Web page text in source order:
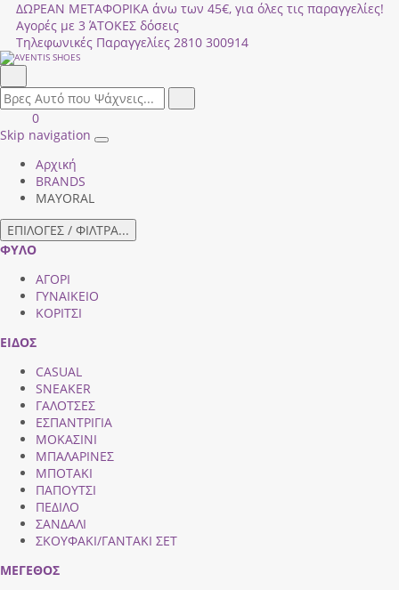
ΔΩΡΕΑΝ ΜΕΤΑΦΟΡΙΚΑ άνω των 45€, για όλες τις παραγγελίες!
Αγορές με 3 ΆΤΟΚΕΣ δόσεις
Τηλεφωνικές Παραγγελίες 2810 300914
field.search
Είσοδος
|
ΚΑΛΑΘΙ
ΑΓΟΡΩΝ
0
Skip navigation
Toggle
Αρχική
BRANDS
MAYORAL
ΕΠΙΛΟΓΕΣ / ΦΙΛΤΡΑ...
ΦΥΛΟ
ΑΓΟΡΙ
ΓΥΝΑΙΚΕΙΟ
ΚΟΡΙΤΣΙ
ΕΙΔΟΣ
CASUAL
SNEAKER
ΓΑΛΟΤΣΕΣ
ΕΣΠΑΝΤΡΙΓΙΑ
ΜΟΚΑΣΙΝΙ
ΜΠΑΛΑΡΙΝΕΣ
ΜΠΟΤΑΚΙ
ΠΑΠΟΥΤΣΙ
ΠΕΔΙΛΟ
ΣΑΝΔΑΛΙ
ΣΚΟΥΦΑΚΙ/ΓΑΝΤΑΚΙ ΣΕΤ
ΜΕΓΕΘΟΣ